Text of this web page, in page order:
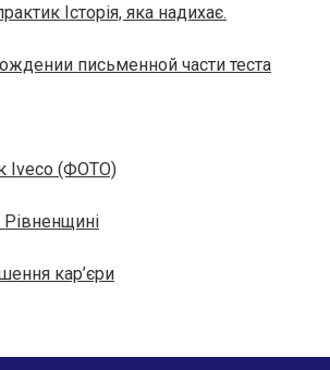
Історія, яка надихає.
письменной части теста
Iveco (ФОТО)
Рівненщині
кар’єри